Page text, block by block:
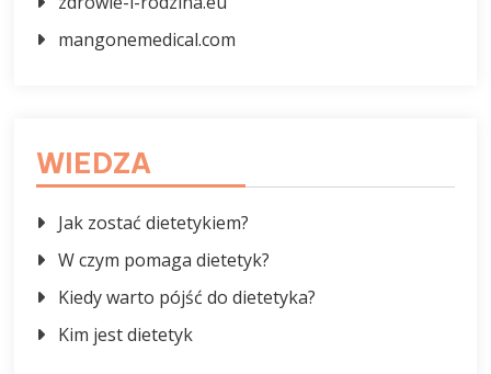
mangonemedical.com
WIEDZA
Jak zostać dietetykiem?
W czym pomaga dietetyk?
Kiedy warto pójść do dietetyka?
Kim jest dietetyk